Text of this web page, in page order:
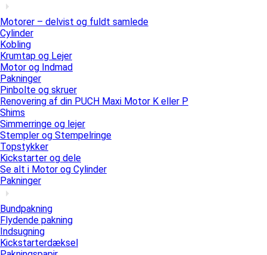
Motorer – delvist og fuldt samlede
Cylinder
Kobling
Krumtap og Lejer
Motor og Indmad
Pakninger
Pinbolte og skruer
Renovering af din PUCH Maxi Motor K eller P
Shims
Simmerringe og lejer
Stempler og Stempelringe
Topstykker
Kickstarter og dele
Se alt i Motor og Cylinder
Pakninger
Bundpakning
Flydende pakning
Indsugning
Kickstarterdæksel